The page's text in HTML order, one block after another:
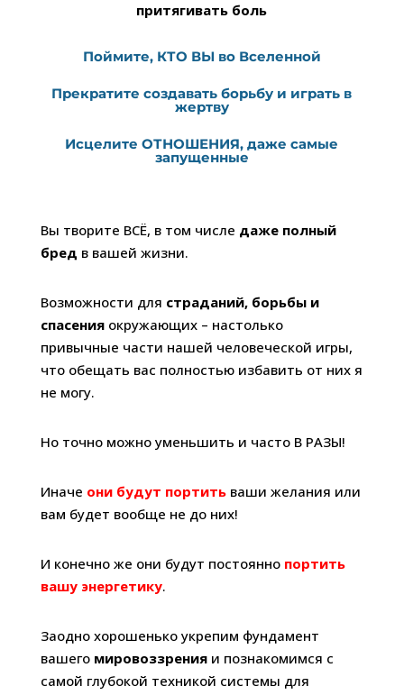
притягивать боль
Поймите, КТО ВЫ во Вселенной
Прекратите создавать борьбу и играть в
жертву
Исцелите ОТНОШЕНИЯ, даже самые
запущенные
Вы творите ВСЁ, в том числе даже полный
бред в вашей жизни.
Возможности для страданий, борьбы и
спасенияокружающих – настолько
привычные части нашей человеческой игры,
что обещать вас полностью избавить от них я
не могу.
Но точно можно уменьшить и часто В РАЗЫ!
Иначе они будут портитьваши желания или
вам будет вообще не до них!
И конечно же они будут постоянно портить
вашу энергетику.
Заодно хорошенько укрепим фундамент
вашего мировоззрения и познакомимся с
самой глубокой техникой системы для